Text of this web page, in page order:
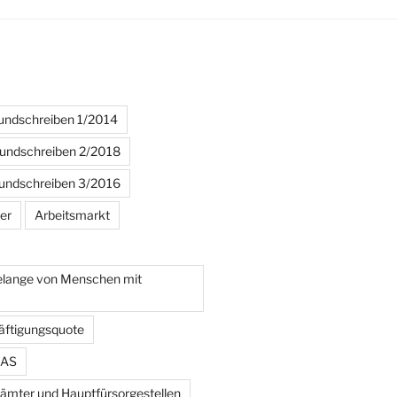
1/2014
2/2018
3/2016
Arbeitsmarkt
von Menschen mit
und Hauptfürsorgestellen